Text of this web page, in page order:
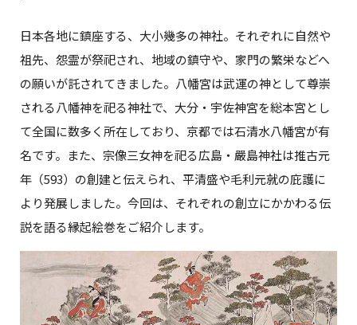
日本各地に鎮座する、大小幾多の神社。それぞれに自然や
祖先、怨霊が祭祀され、地域の鎮守や、家門の繁栄などへ
の願いが託されてきました。八幡宮は武運の神として尊崇
される八幡神を祀る神社で、大分・宇佐神宮を総本宮とし
て全国に数多く所在しており、京都では石清水八幡宮が有
名です。また、宗像三女神を祀る広島・嚴島神社は推古元
年（593）の創建と伝えられ、平清盛や毛利元就の庇護に
より発展しました。今回は、それぞれの創立にかかわる伝
説を語る縁起絵巻をご紹介します。